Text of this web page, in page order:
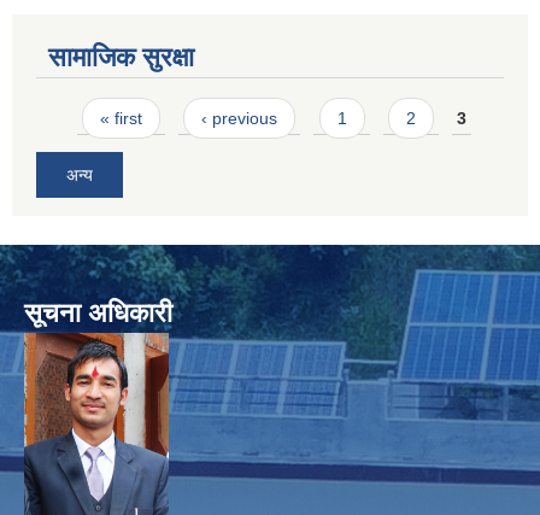
सामाजिक सुरक्षा
Pages
« first ‹ previous 1 2 3
अन्य
सूचना अधिकारी